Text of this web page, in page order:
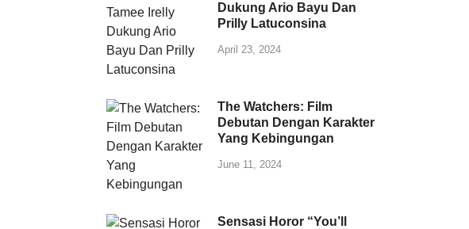
Dukung Ario Bayu Dan
Prilly Latuconsina
April 23, 2024
The Watchers: Film
Debutan Dengan Karakter
Yang Kebingungan
June 11, 2024
Sensasi Horor “You’ll